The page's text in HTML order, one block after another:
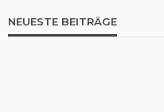
NEUESTE BEITRÄGE